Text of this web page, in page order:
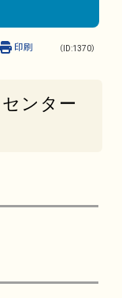
（ID:1370）
印刷
ンター